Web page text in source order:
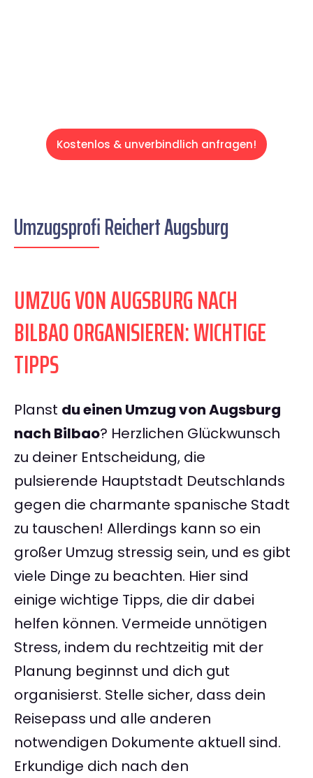
Kostenlos & unverbindlich anfragen!
Umzugsprofi Reichert Augsburg
UMZUG VON AUGSBURG NACH
BILBAO ORGANISIEREN: WICHTIGE
TIPPS
Planst du einen Umzug von Augsburg
nach Bilbao? Herzlichen Glückwunsch
zu deiner Entscheidung, die
pulsierende Hauptstadt Deutschlands
gegen die charmante spanische Stadt
zu tauschen! Allerdings kann so ein
großer Umzug stressig sein, und es gibt
viele Dinge zu beachten. Hier sind
einige wichtige Tipps, die dir dabei
helfen können. Vermeide unnötigen
Stress, indem du rechtzeitig mit der
Planung beginnst und dich gut
organisierst. Stelle sicher, dass dein
Reisepass und alle anderen
notwendigen Dokumente aktuell sind.
Erkundige dich nach den